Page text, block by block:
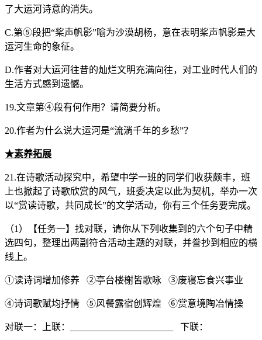
了大运河诗意的消失。
C.第⑤段把“桨声帆影”喻为沙漠胡杨，意在表明桨声帆影是大
运河生命的象征。
D.作者对大运河往昔的灿烂文明充满向往，对工业时代人们的
生活方式感到遗憾。
19.文章第④段有何作用？请简要分析。
20.作者为什么说大运河是“流淌千年的乡愁”？
★素养拓展
21.在诗歌活动探究中，希望中学一班的同学们收获颇丰，班
上也掀起了诗歌欣赏的风气，班委决定以此为契机，举办一次
以“赏读诗歌，共同成长”的文学活动，你有三个任务要完成。
（1）【任务一】找对联，请你从下列收集到的六个句子中精
选四句，整理出两副符合活动主题的对联，并誊抄到相应的横
线上。
①读诗词增加修养 ②亭台楼榭皆歌咏 ③废寝忘食兴事业
④诗词歌赋均抒情 ⑤风餐露宿创辉煌 ⑥赏意境陶冶情操
对联一：上联：______________________ 下联：